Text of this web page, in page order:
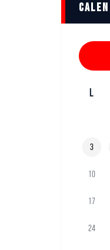
L
3
10
17
24